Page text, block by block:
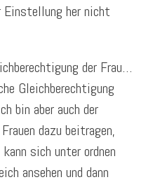
Einstellung her nicht
der Frau…
Gleichberechtigung
bin aber auch der
dazu beitragen,
sich unter ordnen
ansehen und dann